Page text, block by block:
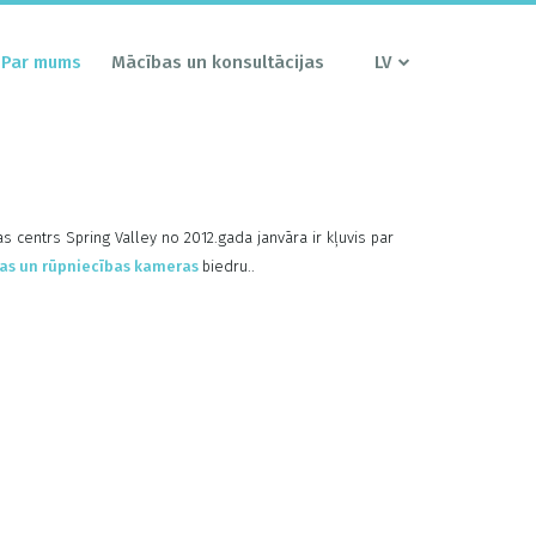
Par mums Mācības un konsultācijas LV
centrs Spring Valley no 2012.gada janvāra ir kļuvis par
un rūpniecības kameras biedru..